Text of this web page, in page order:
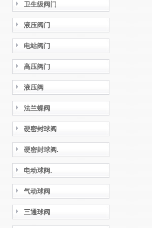
卫生级阀门
液压阀门
电站阀门
高压阀门
液压阀
法兰蝶阀
硬密封球阀
硬密封球阀.
电动球阀.
气动球阀
三通球阀